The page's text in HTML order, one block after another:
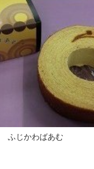
ふじかわばあむ